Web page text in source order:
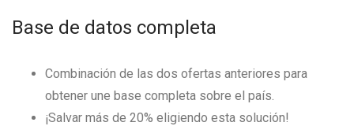
Base de datos completa
Combinación de las dos ofertas anteriores para
obtener une base completa sobre el país.
¡Salvar más de 20% eligiendo esta solución!